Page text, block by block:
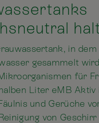
in
gesammelt
für
Liter eMB Aktiv
und Gerüche
von Geschirr